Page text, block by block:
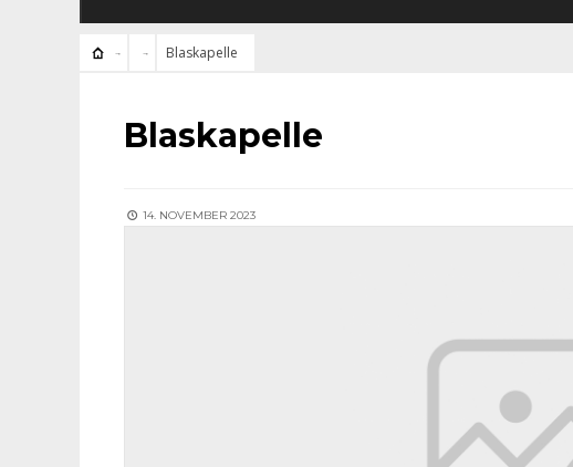
Blaskapelle
Blaskapelle
14. NOVEMBER 2023